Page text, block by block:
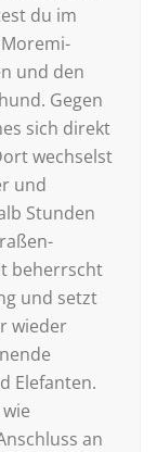
du im
und den
Gegen
sich direkt
wechselst
und
Stunden
beherrscht
und setzt
wieder
Elefanten.
an